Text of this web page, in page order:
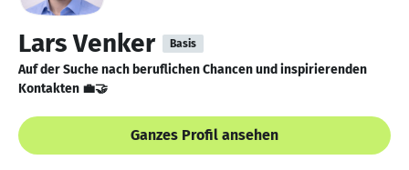
Lars Venker Basis
Auf der Suche nach beruflichen Chancen und inspirierenden
Kontakten 💼🤝
Ganzes Profil ansehen